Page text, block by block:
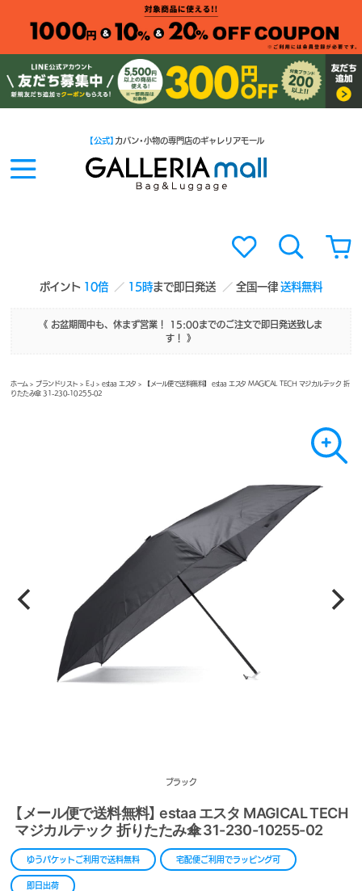
ポイント 10倍 15時まで即日発送 全国一律送料無料
【公式】 カバン・小物の専門店のギャレリアモール
《 お盆期間中も、休まず営業！ 15:00までのご注文で即日発送致しま
す！ 》
ホーム >ブランドリスト > E-J >estaa エスタ > 【メール便で送料無料】 estaa エスタ MAGICAL TECH マジカルテック 折
りたたみ傘 31-230-10255-02
ブラック
【メール便で送料無料】 estaa エスタ MAGICAL TECH
マジカルテック 折りたたみ傘 31-230-10255-02
ゆうパケットご利用で送料無料 宅配便ご利用でラッピング可
即日出荷